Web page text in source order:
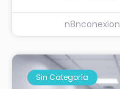
n8nconexion
Sin Categoría